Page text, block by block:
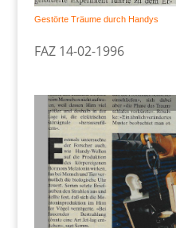
Gestörte Träume durch Handys
FAZ 14-02-1996